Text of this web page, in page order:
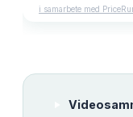
i samarbete med